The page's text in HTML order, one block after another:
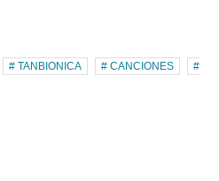
# TANBIONICA # CANCIONES
#